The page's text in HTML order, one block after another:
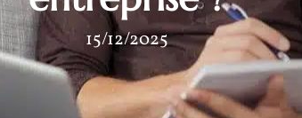
15/12/2025